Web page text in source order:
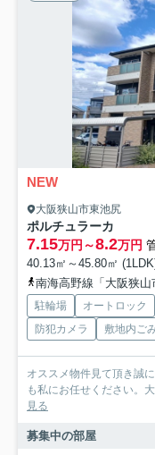
NEW
大阪狭山市東池尻
ポルチュラーカ
7.15万円～8.2万円
40.13㎡～45.80㎡
南海高野線「大阪狭
駐輪場 オートロック
防犯カメラ
敷地内ご
オススメ物件見て頂き誠
も私にお任せください。
見る
募集中の部屋